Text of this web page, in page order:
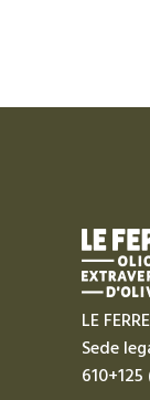
LE
Sede